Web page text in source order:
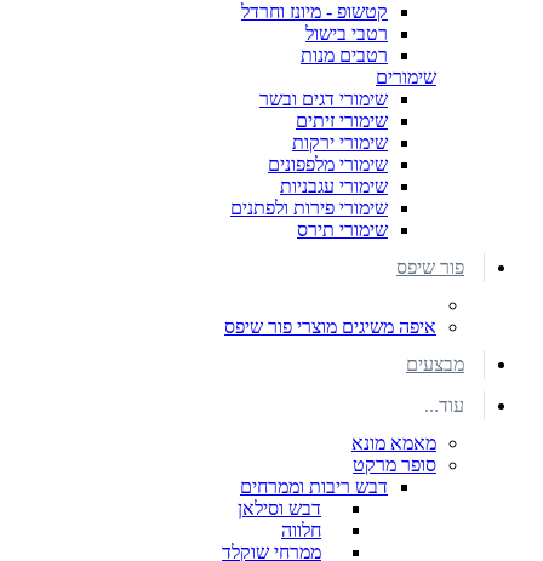
קטשופ - מיונז וחרדל
רטבי בישול
רטבים מנות
שימורים
שימורי דגים ובשר
שימורי זיתים
שימורי ירקות
שימורי מלפפונים
שימורי עגבניות
שימורי פירות ולפתנים
שימורי תירס
פור שיפס
איפה משיגים מוצרי פור שיפס
מבצעים
עוד...
מאמא מונא
סופר מרקט
דבש ריבות וממרחים
דבש וסילאן
חלווה
ממרחי שוקלד